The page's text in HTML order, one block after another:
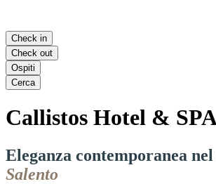
Check in
Check out
Ospiti
Cerca
Callistos Hotel &
Eleganza contemporanea
Salento